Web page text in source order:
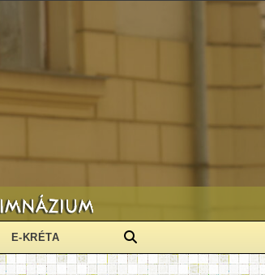
E-KRÉTA